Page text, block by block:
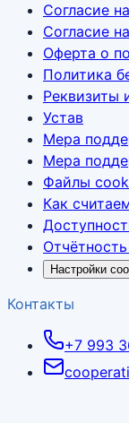
Согласие
Согласие
Оферта о
Политика
Реквизиты
Устав
Мера
Мера
Файлы
Как
Настройки
Контакты
+7 993